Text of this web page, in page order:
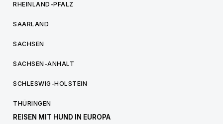
RHEINLAND-PFALZ
SAARLAND
SACHSEN
SACHSEN-ANHALT
SCHLESWIG-HOLSTEIN
THÜRINGEN
REISEN MIT HUND IN EUROPA